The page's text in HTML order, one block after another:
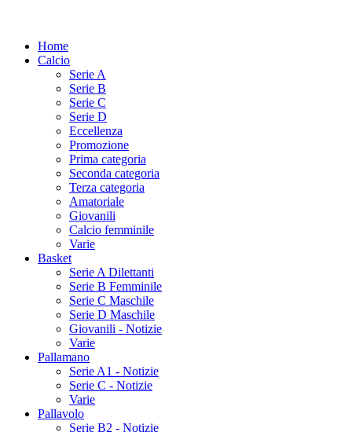
Home
Calcio
Serie A
Serie B
Serie C
Serie D
Eccellenza
Promozione
Prima categoria
Seconda categoria
Terza categoria
Amatoriale
Giovanili
Calcio femminile
Varie
Basket
Serie A Dilettanti
Serie B Femminile
Serie C Maschile
Serie D Maschile
Giovanili - Notizie
Varie
Pallamano
Serie A1 - Notizie
Serie C - Notizie
Varie
Pallavolo
Serie B2 - Notizie